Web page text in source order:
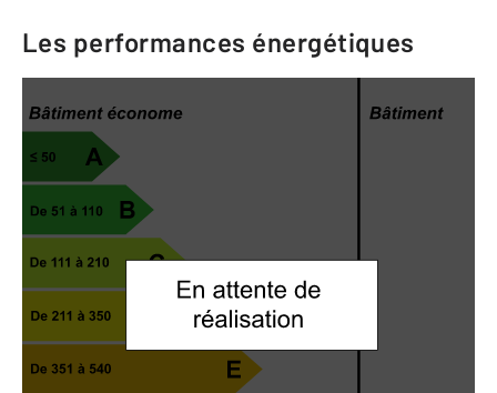
Les performances énergétiques